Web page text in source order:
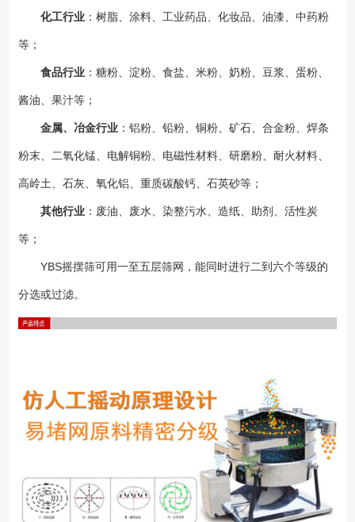
筛分过程中，因多种物料本身具有强吸附性、易抱团、高静电、高精细、
高密度、比重轻等特性，*易堵塞网孔，从而大大降低了工作效率与筛分效
果。为了确保筛分效果，因此，必须在设备上增加清网装置。吸收多年生
适合于不同物料要求的筛网清洗系统装置。 型号功率筛分直径*多层数筛分
面积（m²）空间要求(kw)(mm)(层)（m²）YBS-6000.2560050.290.4YBS-
16002.2160051.832.5YBS-20002.2200052.623.6YBS-
24005.5240053.635.2YBS-26005.5260055.316.8 1、筛机可分为1-5
层，为保证筛分效果，建议不超过5层； 2、筛网内弹跳球分为硅胶与
局限以上型号，可以非标设计；
化工行业 ：树脂、涂料、工业药品、化妆品、油漆、中药粉
等；
食品行业 ：糖粉、淀粉、食盐、米粉、奶粉、豆浆、蛋粉、
酱油、果汁等；
金属、冶金行业 ：铝粉、铅粉、铜粉、矿石、合金粉、焊条
粉末、二氧化锰、电解铜粉、电磁性材料、研磨粉、耐火材料、
高岭土、石灰、氧化铝、重质碳酸钙、石英砂等；
其他行业 ：废油、废水、染整污水、造纸、助剂、活性炭
等；
YBS摇摆筛可用一至五层筛网，能同时进行二到六个等级的
分选或过滤。